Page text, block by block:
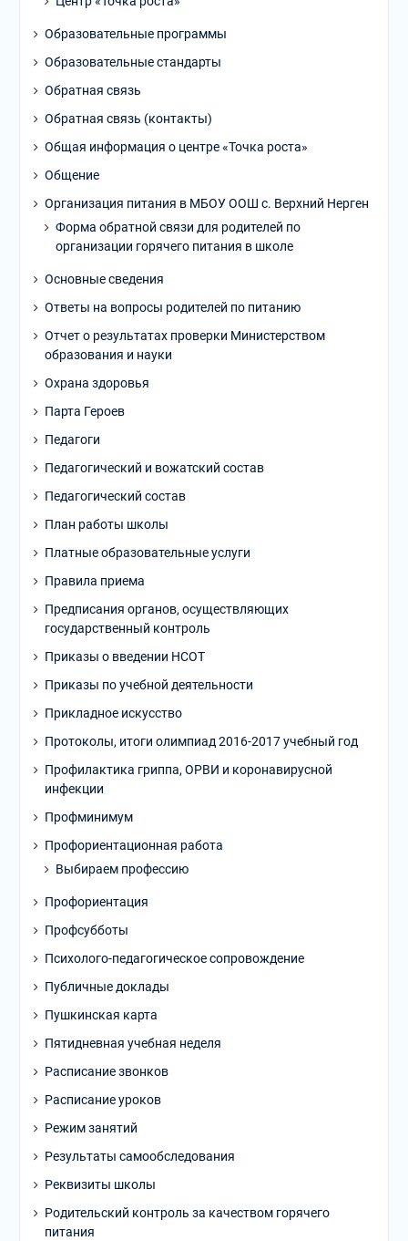
Образовательные программы
Образовательные стандарты
Обратная связь
Обратная связь (контакты)
Общая информация о центре «Точка роста»
Общение
Организация питания в МБОУ ООШ с. Верхний Нерген
Форма обратной связи для родителей по
организации горячего питания в школе
Основные сведения
Ответы на вопросы родителей по питанию
Отчет о результатах проверки Министерством
образования и науки
Охрана здоровья
Парта Героев
Педагоги
Педагогический и вожатский состав
Педагогический состав
План работы школы
Платные образовательные услуги
Правила приема
Предписания органов, осуществляющих
государственный контроль
Приказы о введении НСОТ
Приказы по учебной деятельности
Прикладное искусство
Протоколы, итоги олимпиад 2016-2017 учебный год
Профилактика гриппа, ОРВИ и коронавирусной
инфекции
Профминимум
Профориентационная работа
Выбираем профессию
Профориентация
Профсубботы
Психолого-педагогическое сопровождение
Публичные доклады
Пушкинская карта
Пятидневная учебная неделя
Расписание звонков
Расписание уроков
Режим занятий
Результаты самообследования
Реквизиты школы
Родительский контроль за качеством горячего
питания